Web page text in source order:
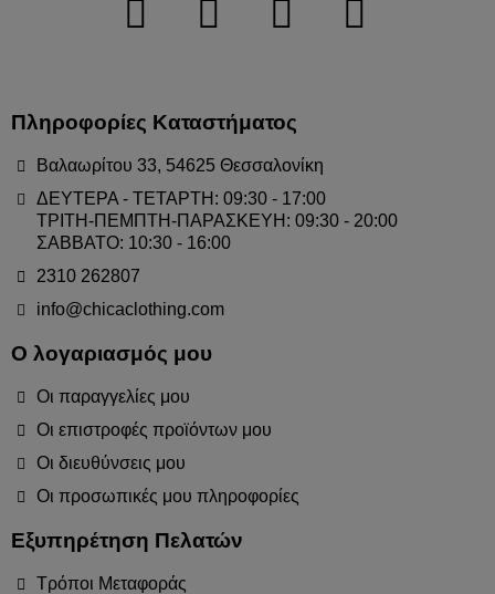
Πληροφορίες Καταστήματος
Βαλαωρίτου 33, 54625 Θεσσαλονίκη
ΔΕΥΤΕΡΑ - ΤΕΤΑΡΤΗ: 09:30 - 17:00
ΤΡΙΤΗ-ΠΕΜΠΤΗ-ΠΑΡΑΣΚΕΥΗ: 09:30 - 20:00
ΣΑΒΒΑΤΟ: 10:30 - 16:00
2310 262807
info@chicaclothing.com
Ο λογαριασμός μου
Οι παραγγελίες μου
Οι επιστροφές προϊόντων μου
Οι διευθύνσεις μου
Οι προσωπικές μου πληροφορίες
Εξυπηρέτηση Πελατών
Τρόποι Μεταφοράς